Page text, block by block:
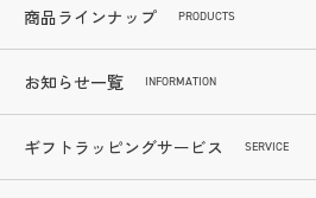
商品ラインナップ PRODUCTS
お知らせ一覧 INFORMATION
ギフトラッピングサービス SERVICE